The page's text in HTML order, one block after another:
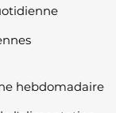
hebdomadaire